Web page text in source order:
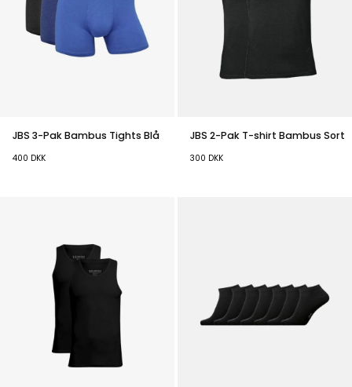
JBS 3-Pak Bambus Tights Blå
400 DKK
JBS 2-Pak T-shirt Bambus Sort
300 DKK